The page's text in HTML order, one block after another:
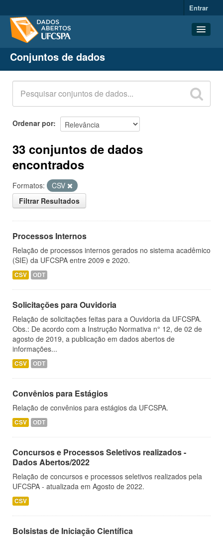
Entrar
Conjuntos de dados
Organizações
Grupos
Sobre
Conjuntos de dados
Ordenar por
33 conjuntos de dados
encontrados
Formatos:
CSV
Filtrar Resultados
Processos Internos
Relação de processos internos gerados no sistema acadêmico
(SIE) da UFCSPA entre 2009 e 2020.
CSV ODT
Solicitações para Ouvidoria
Relação de solicitações feitas para a Ouvidoria da UFCSPA.
Obs.: De acordo com a Instrução Normativa n° 12, de 02 de
agosto de 2019, a publicação em dados abertos de
informações...
CSV ODT
Convênios para Estágios
Relação de convênios para estágios da UFCSPA.
CSV ODT
Concursos e Processos Seletivos realizados -
Dados Abertos/2022
Relação de concursos e processos seletivos realizados pela
UFCSPA - atualizada em Agosto de 2022.
CSV
Bolsistas de Iniciação Científica